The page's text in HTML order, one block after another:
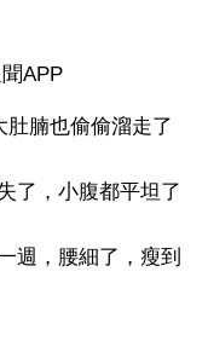
APP
腩也偷偷溜走了
了，小腹都平坦了
週，腰細了，瘦到